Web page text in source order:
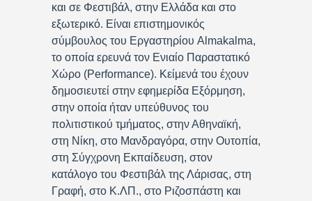
και σε Φεστιβάλ, στην Ελλάδα και στο
εξωτερικό. Είναι επιστημονικός
σύμβουλος του Εργαστηρίου Almakalma,
το οποία ερευνά τον Ενιαίο Παραστατικό
Χώρο (Performance). Κείμενά του έχουν
δημοσιευτεί στην εφημερίδα Εξόρμηση,
στην οποία ήταν υπεύθυνος του
πολιτιστικού τμήματος, στην Αθηναϊκή,
στη Νίκη, στο Μανδραγόρα, στην Ουτοπία,
στη Σύγχρονη Εκπαίδευση, στον
κατάλογο του Φεστιβάλ της Λάρισας, στη
Γραφή, στο Κ.ΛΠ., στο Ριζοσπάστη και